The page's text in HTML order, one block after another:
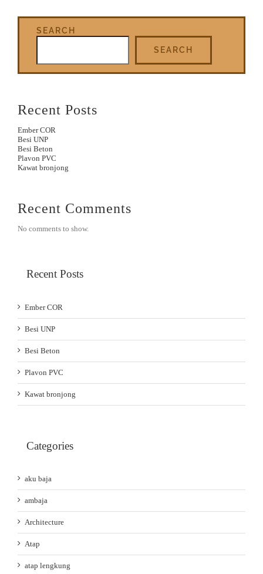
SEARCH
SEARCH
Recent Posts
Ember COR
Besi UNP
Besi Beton
Plavon PVC
Kawat bronjong
Recent Comments
No comments to show.
Recent Posts
Ember COR
Besi UNP
Besi Beton
Plavon PVC
Kawat bronjong
Categories
aku baja
ambaja
Architecture
Atap
atap lengkung